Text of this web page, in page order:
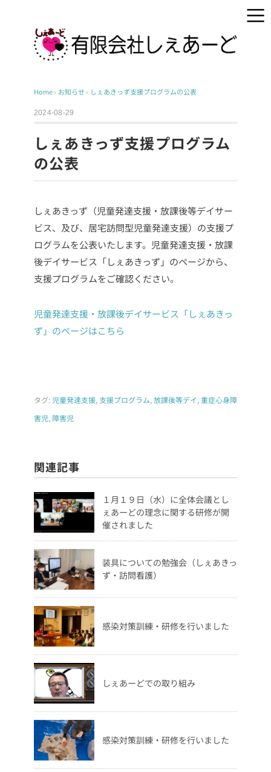
Home› お知らせ › しぇあきっず支援プログラムの公表
2024-08-29
しぇあきっず支援プログラム
の公表
しぇあきっず（児童発達支援・放課後等デイサー
ビス、及び、居宅訪問型児童発達支援）の支援プ
ログラムを公表いたします。 児童発達支援・放課
後デイサービス「しぇあきっず」のページから、
支援プログラムをご確認ください。
児童発達支援・放課後デイサービス「しぇあきっ
ず」のページはこちら
タグ: 児童発達支援, 支援プログラム, 放課後等デイ, 重症心身障
害児, 障害児
関連記事
１月１９日（水）に全体会議とし
ぇあーどの理念に関する研修が開
催されました
装具についての勉強会（しぇあきっ
ず・訪問看護）
感染対策訓練・研修を行いました
しぇあーどでの取り組み
感染対策訓練・研修を行いました